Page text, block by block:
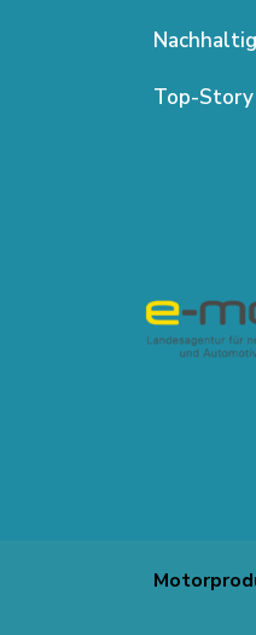
Top-Story